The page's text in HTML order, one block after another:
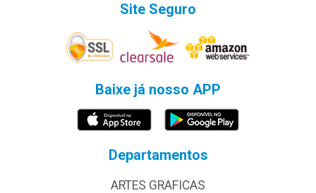
Site Seguro
Baixe já nosso APP
Departamentos
ARTES GRAFICAS